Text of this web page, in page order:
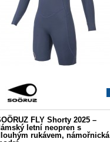
FLY Shorty 2025 –
letní neopren s
rukávem, námořnická